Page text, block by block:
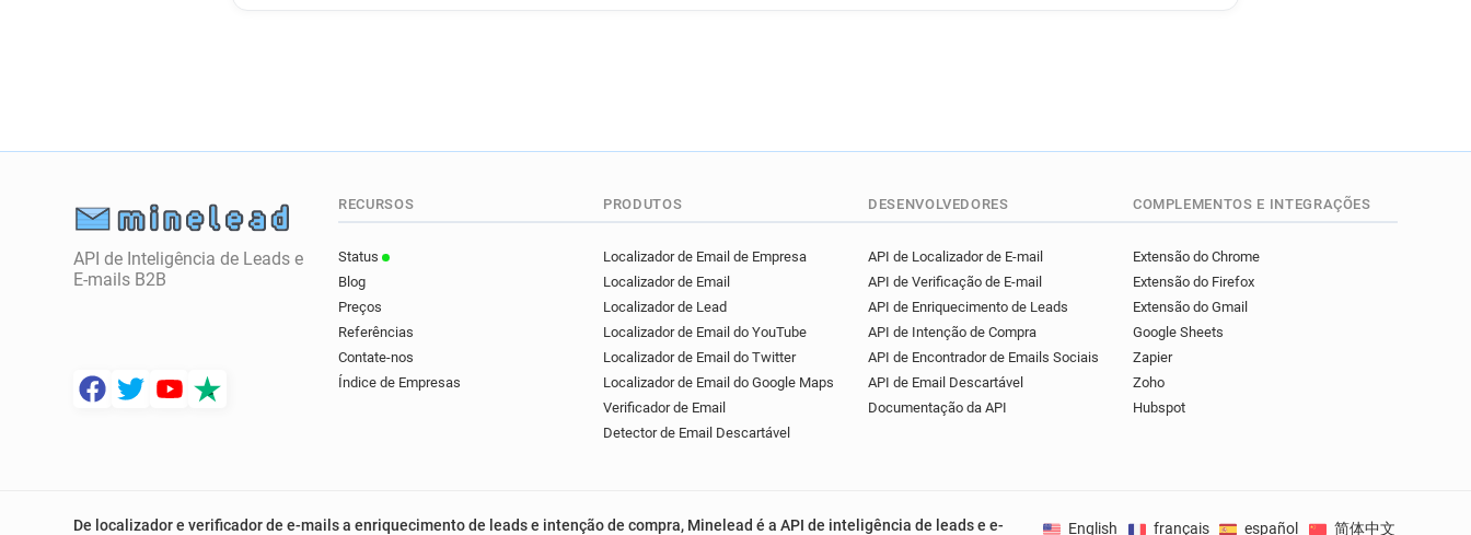
API de Inteligência de Leads e
E-mails B2B
RECURSOS
Status
Blog
Preços
Referências
Contate-nos
Índice de Empresas
PRODUTOS
Localizador de Email de Empresa
Localizador de Email
Localizador de Lead
Localizador de Email do YouTube
Localizador de Email do Twitter
Localizador de Email do Google Maps
Verificador de Email
Detector de Email Descartável
DESENVOLVEDORES
API de Localizador de E-mail
API de Verificação de E-mail
API de Enriquecimento de Leads
API de Intenção de Compra
API de Encontrador de Emails Sociais
API de Email Descartável
Documentação da API
COMPLEMENTOS E INTEGRAÇÕES
Extensão do Chrome
Extensão do Firefox
Extensão do Gmail
Google Sheets
Zapier
Zoho
Hubspot
De localizador e verificador de e-mails a enriquecimento de leads e intenção de compra, Minelead é a API de inteligência de leads e e-
English français español 简体中文